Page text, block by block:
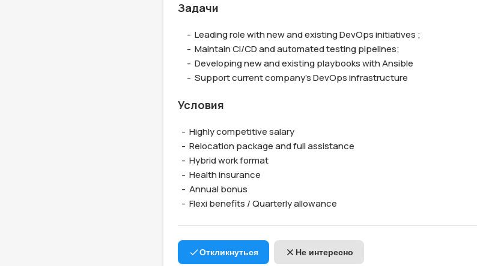
Задачи
     -  Support current company's DevOps infrastructure
Условия
  -  Flexi benefits / Quarterly allowance
Откликнуться Не интересно